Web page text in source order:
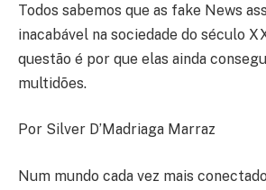
Todos sabemos que as fake News
inacabável na sociedade do século
questão é por que elas ainda
multidões.
Por Silver D’Madriaga Marraz
Num mundo cada vez mais